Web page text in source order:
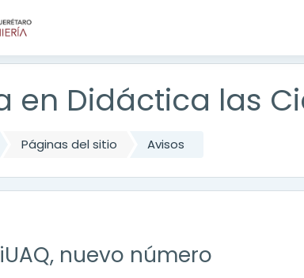
en Didáctica las
Páginas del sitio Avisos
nuevo número